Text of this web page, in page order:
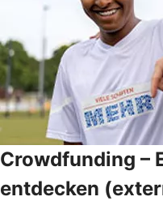
Crowdfunding –
entdecken